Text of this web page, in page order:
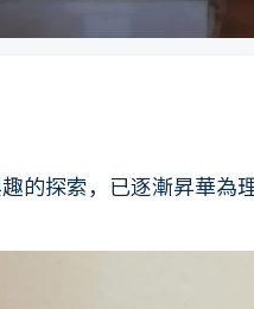
的探索，已逐漸昇華為